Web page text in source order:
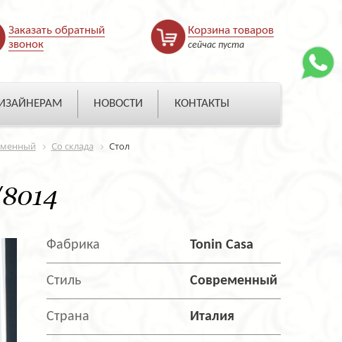
Заказать обратный
звонок
Корзина товаров
сейчас пуста
НОВОСТИ КОНТАКТЫ
Со склада Стол
Фабрика Tonin Casa
Стиль Современный
Страна Италия